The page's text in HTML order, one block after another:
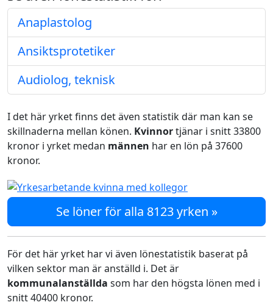
Anaplastolog
Ansiktsprotetiker
Audiolog, teknisk
I det här yrket finns det även statistik där man kan se
skillnaderna mellan könen. Kvinnortjänar i snitt 33800
kronor i yrket medan männen har en lön på 37600
kronor.
Se löner för alla 8123 yrken »
För det här yrket har vi även lönestatistik baserat på
vilken sektor man är anställd i. Det är
kommunalanställda som har den högsta lönen med i
snitt 40400 kronor.